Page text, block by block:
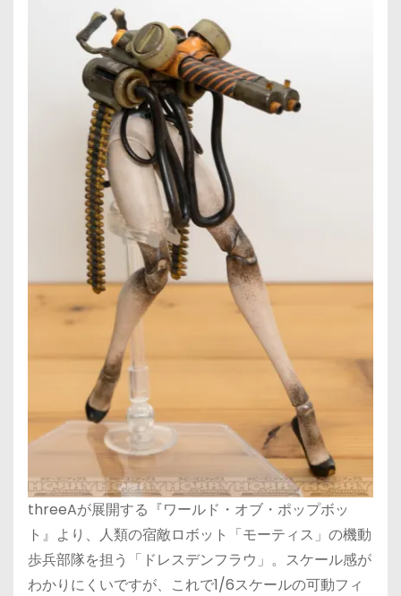
threeAが展開する『ワールド・オブ・ポップボッ
ト』より、人類の宿敵ロボット「モーティス」の機動
歩兵部隊を担う「ドレスデンフラウ」。スケール感が
わかりにくいですが、これで1/6スケールの可動フィ